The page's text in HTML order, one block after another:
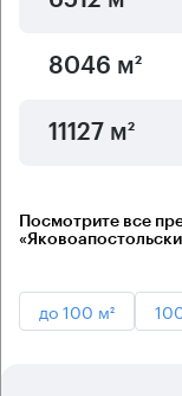
8046 м²
11127 м²
Посмотрите все
до 100 м²